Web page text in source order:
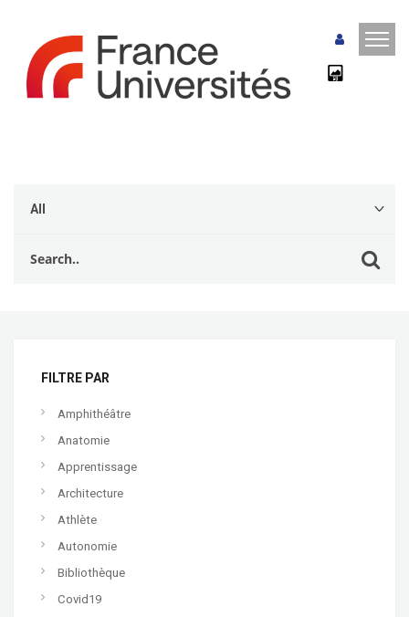
FILTRE PAR
Amphithéâtre
Anatomie
Apprentissage
Architecture
Athlète
Autonomie
Bibliothèque
Covid19